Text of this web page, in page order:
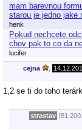
mam barevnou
starou je jedno jake
henk
Pokud nechcete
chov pak to co da
lucifer
cejna
1,2 se ti do toho
strastav